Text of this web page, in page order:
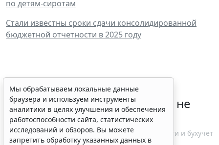
по детям-сиротам
Стали известны сроки сдачи консолидированной
бюджетной отчетности в 2025 году
Лауреаты премии в области
будущих технологий "Вызов" не
будут уплачивать НДФЛ
10 августа 2026 15:12 Налоги и бухучет
Мы обрабатываем локальные данные
браузера и используем инструменты
аналитики в целях улучшения и обеспечения
работоспособности сайта, статистических
исследований и обзоров. Вы можете
запретить обработку указанных данных в